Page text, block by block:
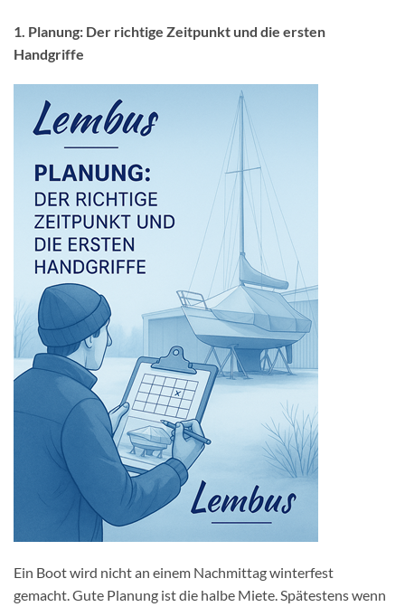
1. Planung: Der richtige Zeitpunkt und die ersten
Handgriffe
Ein Boot wird nicht an einem Nachmittag winterfest
gemacht. Gute Planung ist die halbe Miete. Spätestens wenn